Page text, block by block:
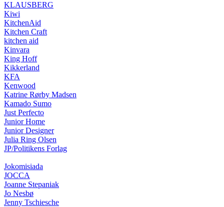
KLAUSBERG
Kiwi
KitchenAid
Kitchen Craft
kitchen aid
Kinvara
King Hoff
Kikkerland
KFA
Kenwood
Katrine Rørby Madsen
Kamado Sumo
Just Perfecto
Junior Home
Junior Designer
Julia Ring Olsen
JP/Politikens Forlag
Jokomisiada
JOCCA
Joanne Stepaniak
Jo Nesbø
Jenny Tschiesche